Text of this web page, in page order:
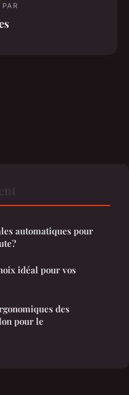
automatiques pour
idéal pour vos
des
pour le